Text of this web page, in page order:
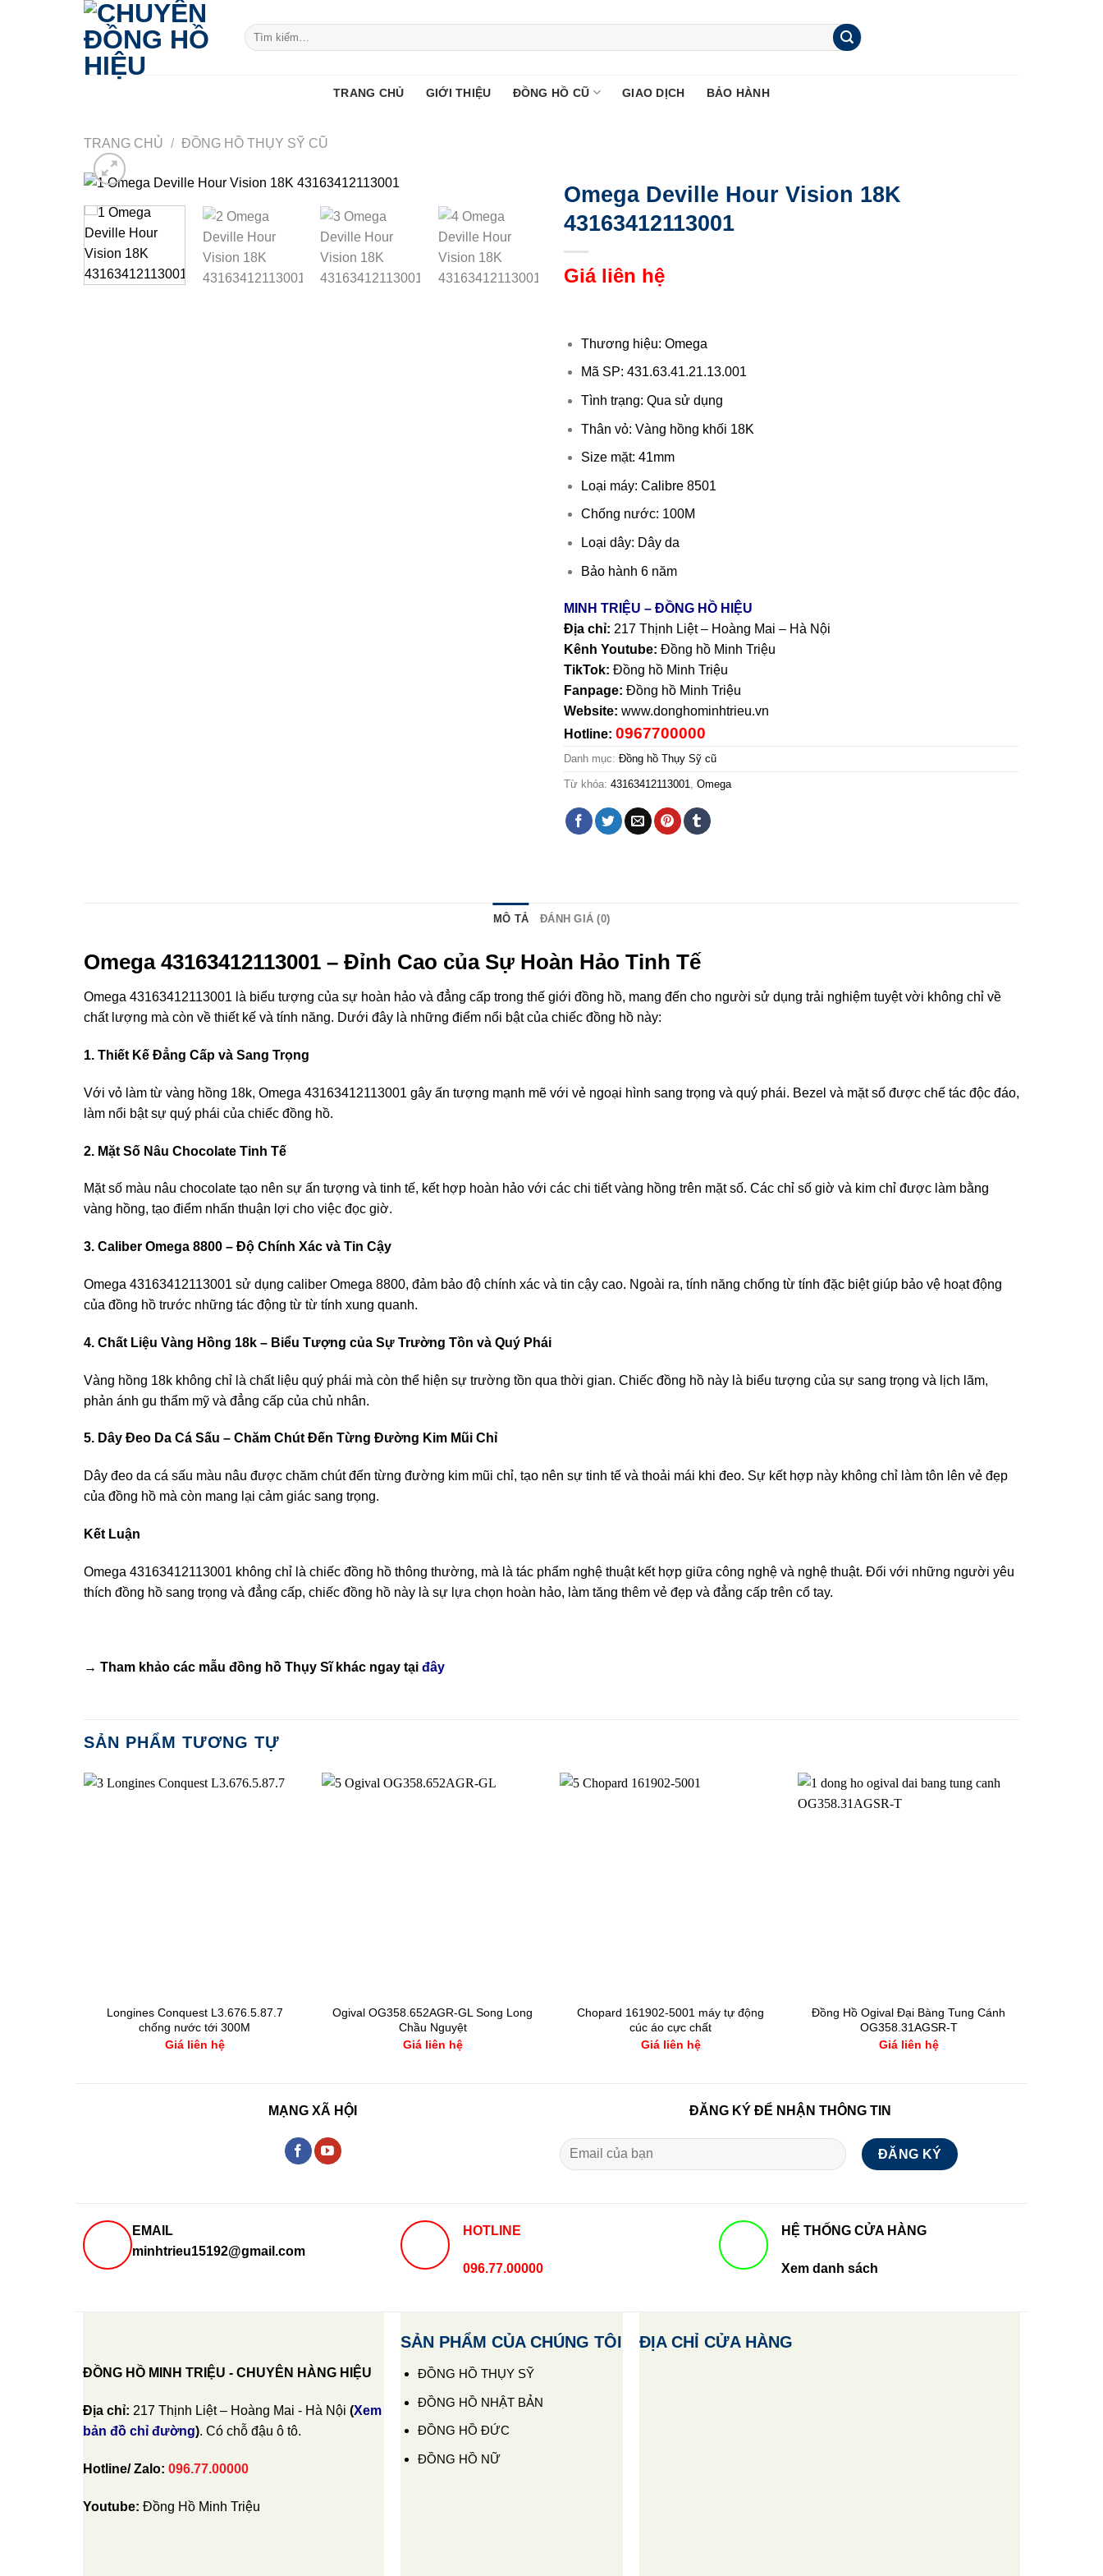
Tìm
kiếm:
TRANG CHỦ GIỚI THIỆU ĐỒNG HỒ CŨ GIAO DỊCH BẢO HÀNH
TRANG CHỦ / ĐỒNG HỒ THỤY SỸ CŨ
Omega Deville Hour Vision 18K
43163412113001
Giá liên hệ
Thương hiệu: Omega
Mã SP: 431.63.41.21.13.001
Tình trạng: Qua sử dụng
Thân vỏ: Vàng hồng khối 18K
Size mặt: 41mm
Loại máy: Calibre 8501
Chống nước: 100M
Loại dây: Dây da
Bảo hành 6 năm
MINH TRIỆU – ĐỒNG HỒ HIỆU
Địa chỉ: 217 Thịnh Liệt – Hoàng Mai – Hà Nội
Kênh Youtube: Đồng hồ Minh Triệu
TikTok: Đồng hồ Minh Triệu
Fanpage: Đồng hồ Minh Triệu
Website: www.donghominhtrieu.vn
Hotline: 0967700000
Danh mục: Đồng hồ Thụy Sỹ cũ
Từ khóa: 43163412113001, Omega
MÔ TẢ ĐÁNH GIÁ (0)
Omega 43163412113001 – Đỉnh Cao của Sự Hoàn Hảo Tinh Tế
Omega 43163412113001 là biểu tượng của sự hoàn hảo và đẳng cấp trong thế giới đồng hồ, mang đến cho người sử dụng trải nghiệm tuyệt vời không chỉ về
chất lượng mà còn về thiết kế và tính năng. Dưới đây là những điểm nổi bật của chiếc đồng hồ này:
1. Thiết Kế Đẳng Cấp và Sang Trọng
Với vỏ làm từ vàng hồng 18k, Omega 43163412113001 gây ấn tượng mạnh mẽ với vẻ ngoại hình sang trọng và quý phái. Bezel và mặt số được chế tác độc đáo,
làm nổi bật sự quý phái của chiếc đồng hồ.
2. Mặt Số Nâu Chocolate Tinh Tế
Mặt số màu nâu chocolate tạo nên sự ấn tượng và tinh tế, kết hợp hoàn hảo với các chi tiết vàng hồng trên mặt số. Các chỉ số giờ và kim chỉ được làm bằng
vàng hồng, tạo điểm nhấn thuận lợi cho việc đọc giờ.
3. Caliber Omega 8800 – Độ Chính Xác và Tin Cậy
Omega 43163412113001 sử dụng caliber Omega 8800, đảm bảo độ chính xác và tin cậy cao. Ngoài ra, tính năng chống từ tính đặc biệt giúp bảo vệ hoạt động
của đồng hồ trước những tác động từ từ tính xung quanh.
4. Chất Liệu Vàng Hồng 18k – Biểu Tượng của Sự Trường Tồn và Quý Phái
Vàng hồng 18k không chỉ là chất liệu quý phái mà còn thể hiện sự trường tồn qua thời gian. Chiếc đồng hồ này là biểu tượng của sự sang trọng và lịch lãm,
phản ánh gu thẩm mỹ và đẳng cấp của chủ nhân.
5. Dây Đeo Da Cá Sấu – Chăm Chút Đến Từng Đường Kim Mũi Chỉ
Dây đeo da cá sấu màu nâu được chăm chút đến từng đường kim mũi chỉ, tạo nên sự tinh tế và thoải mái khi đeo. Sự kết hợp này không chỉ làm tôn lên vẻ đẹp
của đồng hồ mà còn mang lại cảm giác sang trọng.
Kết Luận
Omega 43163412113001 không chỉ là chiếc đồng hồ thông thường, mà là tác phẩm nghệ thuật kết hợp giữa công nghệ và nghệ thuật. Đối với những người yêu
thích đồng hồ sang trọng và đẳng cấp, chiếc đồng hồ này là sự lựa chọn hoàn hảo, làm tăng thêm vẻ đẹp và đẳng cấp trên cổ tay.
→ Tham khảo các mẫu đồng hồ Thụy Sĩkhác ngay tại đây
SẢN PHẨM TƯƠNG TỰ
Longines Conquest L3.676.5.87.7
chống nước tới 300M
Giá liên hệ
Ogival OG358.652AGR-GL Song Long
Chầu Nguyệt
Giá liên hệ
Chopard 161902-5001 máy tự động
cúc áo cực chất
Giá liên hệ
Đồng Hồ Ogival Đại Bàng Tung Cánh
OG358.31AGSR-T
Giá liên hệ
MẠNG XÃ HỘI ĐĂNG KÝ ĐỂ NHẬN THÔNG TIN
EMAIL
minhtrieu15192@gmail.com
HOTLINE
096.77.00000
HỆ THỐNG CỬA HÀNG
Xem danh sách
ĐỒNG HỒ MINH TRIỆU - CHUYÊN HÀNG HIỆU
Địa chỉ: 217 Thịnh Liệt – Hoàng Mai - Hà Nội (Xem
bản đồ chỉ đường). Có chỗ đậu ô tô.
Hotline/ Zalo: 096.77.00000
Youtube: Đồng Hồ Minh Triệu
SẢN PHẨM CỦA CHÚNG TÔI
ĐỒNG HỒ THỤY SỸ
ĐỒNG HỒ NHẬT BẢN
ĐỒNG HỒ ĐỨC
ĐỒNG HỒ NỮ
ĐỊA CHỈ CỬA HÀNG